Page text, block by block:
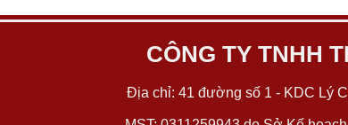
CÔNG TY TNHH
Địa chỉ: 41 đường số 1 - KDC Lý